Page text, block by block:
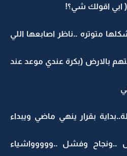
ابي اقولك شي؟!
متوتره ..ناظر اصابعها اللي
بالارض (بكرة عندي موعد عند
بقرار ينهي ماضي ويبداء
وفشل ..ووووواشياء